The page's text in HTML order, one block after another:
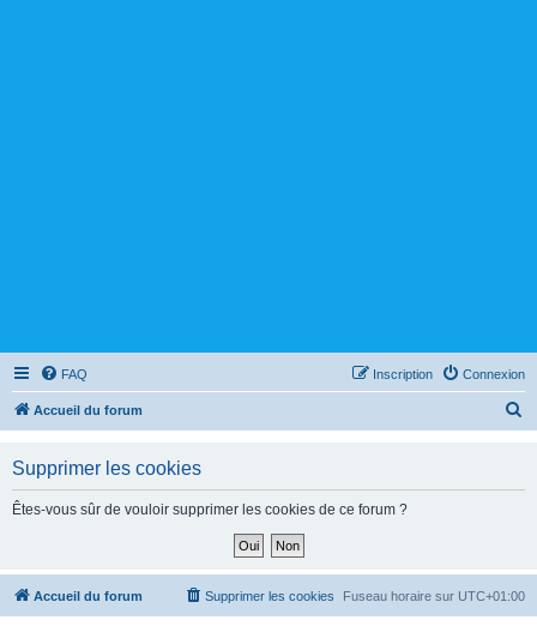
FAQ Connexion
Inscription
Accueil du forum
h
Supprimer les cookies
Êtes-vous sûr de vouloir supprimer les cookies de ce forum ?
Accueil du forum Fuseau horaire sur UTC+01:00
Supprimer les cookies